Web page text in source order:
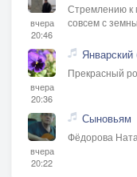
вчера
20:46
Стремлению к
совсем с
вчера
20:36
Январский
Прекрасный
вчера
20:22
Сыновьям
Фёдорова